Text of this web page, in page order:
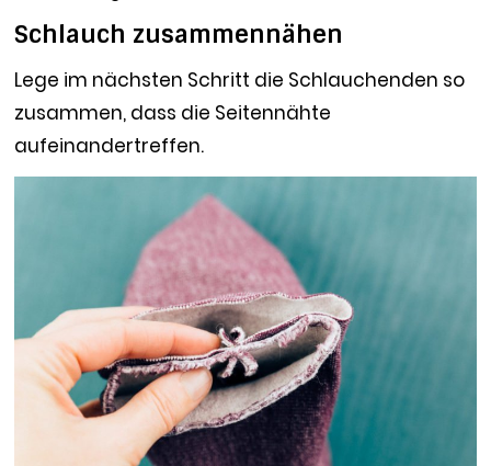
Schlauch zusammennähen
Lege im nächsten Schritt die Schlauchenden so
zusammen, dass die Seitennähte
aufeinandertreffen.